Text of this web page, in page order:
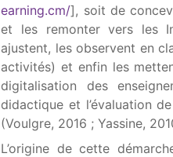
earning.cm/], soit de
et les remonter vers les
ajustent, les observent en
activités) et enfin les
digitalisation des
didactique et l’évaluation
(Voulgre, 2016 ; Yassine,
L’origine de cette